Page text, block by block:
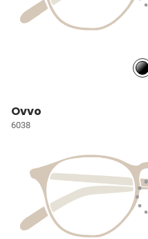
Ovvo
6038